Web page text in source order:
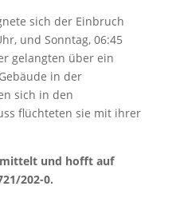
sich der Einbruch
und Sonntag, 06:45
gelangten über ein
in der
sich in den
flüchteten sie mit ihrer
und hofft auf
202-0.